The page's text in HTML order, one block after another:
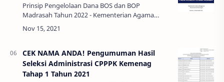
Prinsip Pengelolaan Dana BOS dan BOP
Madrasah Tahun 2022 - Kementerian Agama
melakukan reorientasi program Bantuan
Operasional Pendidikan (BOP) Raudlatul Athfal
CEK NAMA ANDA! Pengumuman Hasil
Seleksi Administrasi CPPPK Kemenag
Tahap 1 Tahun 2021